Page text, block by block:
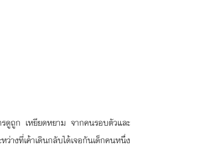
ดูถูก เหยียดหยาม จากคนรอบตัวและ
งที่เค้าเดินกลับได้เจอกันเด็กคนหนึ่ง